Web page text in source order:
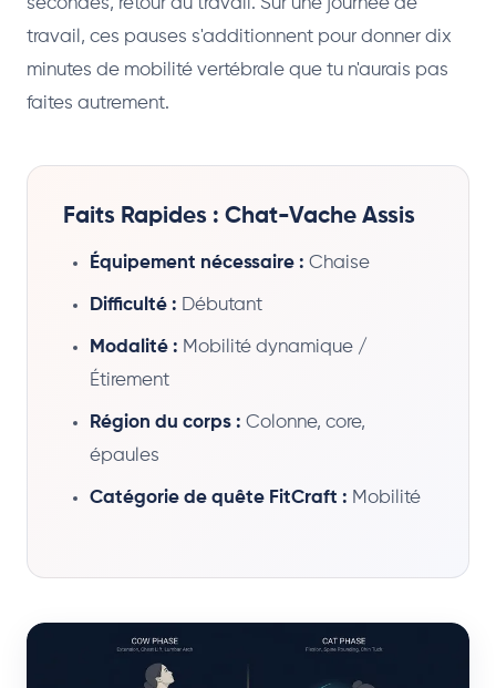
travail, ces pauses s'additionnent pour donner dix
minutes de mobilité vertébrale que tu n'aurais pas
faites autrement.
Faits Rapides : Chat-Vache Assis
Équipement nécessaire : Chaise
Difficulté : Débutant
Modalité : Mobilité dynamique /
Étirement
Région du corps : Colonne, core,
épaules
Catégorie de quête FitCraft : Mobilité